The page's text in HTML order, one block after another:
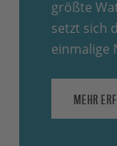
größte
setzt sich
einmalige
MEHR